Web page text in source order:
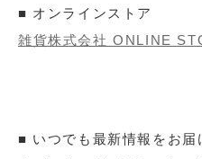
■ オンラインストア
雑貨株式会社 ONLINE
■ いつでも最新情報をお届